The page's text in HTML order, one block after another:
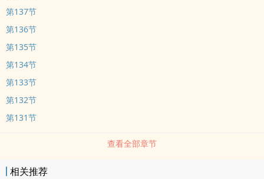
第137节
第136节
第135节
第134节
第133节
第132节
第131节
查看全部章节
相关推荐